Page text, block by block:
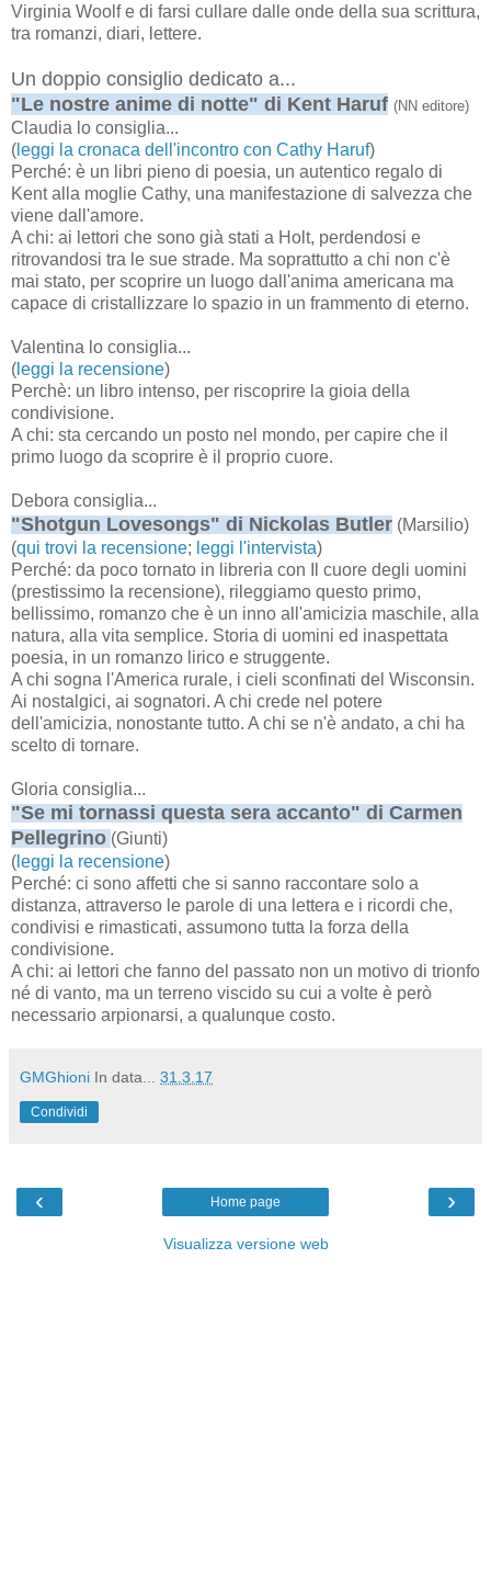
Virginia Woolf e di farsi cullare dalle onde della sua scrittura,
tra romanzi, diari, lettere.
Un doppio consiglio dedicato a...
"Le nostre anime di notte" di Kent Haruf (NN editore)
Claudia lo consiglia...
( leggi la cronaca dell'incontro con Cathy Haruf)
Perché: è un libri pieno di poesia, un autentico regalo di
Kent alla moglie Cathy, una manifestazione di salvezza che
viene dall'amore.
A chi: ai lettori che sono già stati a Holt, perdendosi e
ritrovandosi tra le sue strade. Ma soprattutto a chi non c'è
mai stato, per scoprire un luogo dall'anima americana ma
capace di cristallizzare lo spazio in un frammento di eterno.
Valentina lo consiglia...
( leggi la recensione)
Perchè: un libro intenso, per riscoprire la gioia della
condivisione.
A chi: sta cercando un posto nel mondo, per capire che il
primo luogo da scoprire è il proprio cuore.
Debora consiglia...
"Shotgun Lovesongs" di Nickolas Butler (Marsilio)
(qui trovi la recensione; leggi l'intervista)
Perché: da poco tornato in libreria con Il cuore degli uomini
(prestissimo la recensione), rileggiamo questo primo,
bellissimo, romanzo che è un inno all'amicizia maschile, alla
natura, alla vita semplice. Storia di uomini ed inaspettata
poesia, in un romanzo lirico e struggente.
A chi sogna l'America rurale, i cieli sconfinati del Wisconsin.
Ai nostalgici, ai sognatori. A chi crede nel potere
dell'amicizia, nonostante tutto. A chi se n'è andato, a chi ha
scelto di tornare.
Gloria consiglia...
"Se mi tornassi questa sera accanto" di Carmen
Pellegrino (Giunti)
( leggi la recensione)
Perché: ci sono affetti che si sanno raccontare solo a
distanza, attraverso le parole di una lettera e i ricordi che,
condivisi e rimasticati, assumono tutta la forza della
condivisione.
A chi: ai lettori che fanno del passato non un motivo di trionfo
né di vanto, ma un terreno viscido su cui a volte è però
necessario arpionarsi, a qualunque costo.
GMGhioni In data... 31.3.17
Condividi
‹ ›
Home page
Visualizza versione web